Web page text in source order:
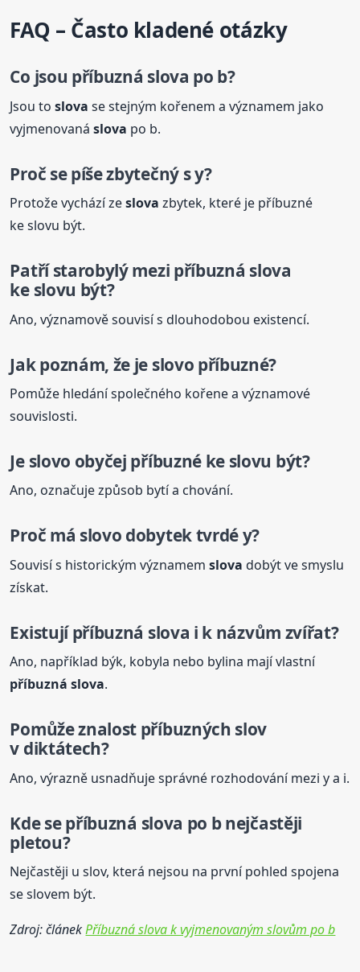
FAQ – Často kladené otázky
Co jsou příbuzná slova po b?
Jsou toslova se stejným kořenem a významem jako
vyjmenovanáslova po b.
Proč se píše zbytečný s y?
Protože vychází zeslova zbytek, které je příbuzné
ke slovu být.
Patří starobylý mezi příbuzná slova
ke slovu být?
Ano, významově souvisí s dlouhodobou existencí.
Jak poznám, že je slovo příbuzné?
Pomůže hledání společného kořene a významové
souvislosti.
Je slovo obyčej příbuzné ke slovu být?
Ano, označuje způsob bytí a chování.
Proč má slovo dobytek tvrdé y?
Souvisí s historickým významemslova dobýt ve smyslu
získat.
Existujípříbuzná slova i k názvům zvířat?
Ano, například býk, kobyla nebo bylina mají vlastní
příbuzná slova.
Pomůže znalost příbuzných slov
v diktátech?
Ano, výrazně usnadňuje správné rozhodování mezi y a i.
Kde sepříbuzná slova po b nejčastěji
pletou?
Nejčastěji u slov, která nejsou na první pohled spojena
se slovem být.
Zdroj: článekPříbuzná slova k vyjmenovaným slovům po b